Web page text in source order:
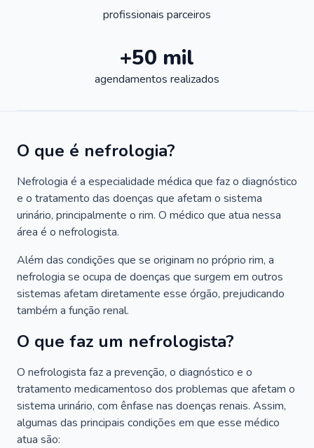
profissionais parceiros
+50 mil
agendamentos realizados
O que é nefrologia?
Nefrologia é a especialidade médica que faz o diagnóstico
e o tratamento das doenças que afetam o sistema
urinário, principalmente o rim. O médico que atua nessa
área é o nefrologista.
Além das condições que se originam no próprio rim, a
nefrologia se ocupa de doenças que surgem em outros
sistemas afetam diretamente esse órgão, prejudicando
também a função renal.
O que faz um nefrologista?
O nefrologista faz a prevenção, o diagnóstico e o
tratamento medicamentoso dos problemas que afetam o
sistema urinário, com ênfase nas doenças renais. Assim,
algumas das principais condições em que esse médico
atua são: